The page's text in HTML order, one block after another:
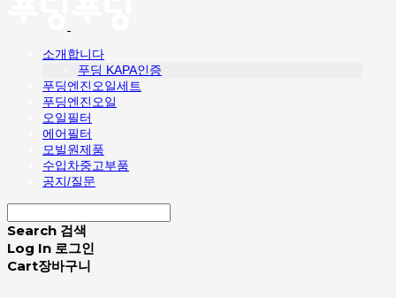
소개합니다
푸딩 KAPA인증
푸딩엔진오일세트
푸딩엔진오일
오일필터
에어필터
모빌원제품
수입차중고부품
공지/질문
Search 검색
Log In 로그인
Cart장바구니